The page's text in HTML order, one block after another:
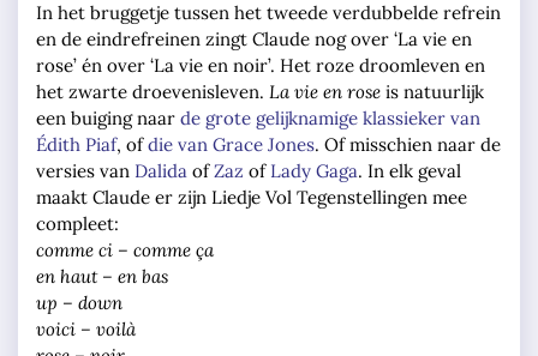
In het bruggetje tussen het tweede verdubbelde refrein
en de eindrefreinen zingt Claude nog over ‘La vie en
rose’ én over ‘La vie en noir’. Het roze droomleven en
het zwarte droevenisleven. La vie en rose is natuurlijk
een buiging naar de grote gelijknamige klassieker van
Édith Piaf, ofdie van Grace Jones. Of misschien naar de
versies van Dalida ofZaz of Lady Gaga. In elk geval
maakt Claude er zijn Liedje Vol Tegenstellingen mee
compleet:
comme ci – comme ça
en haut – en bas
up – down
voici – voilà